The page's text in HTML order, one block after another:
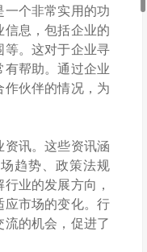
个非常实用的功
息，包括企业的
。这对于企业寻
帮助。通过企业
伙伴的情况，为
讯。这些资讯涵
趋势、政策法规
业的发展方向，
应市场的变化。行
的机会，促进了